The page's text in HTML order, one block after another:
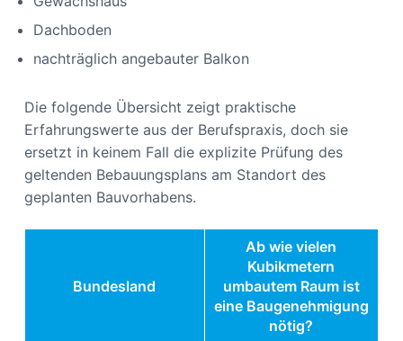
Dachboden
nachträglich angebauter Balkon
Die folgende Übersicht zeigt praktische
Erfahrungswerte aus der Berufspraxis, doch sie
ersetzt in keinem Fall die explizite Prüfung des
geltenden Bebauungsplans am Standort des
geplanten Bauvorhabens.
Bundesland
Ab wie vielen
Kubikmetern
umbautem Raum ist
eine Baugenehmigung
nötig?